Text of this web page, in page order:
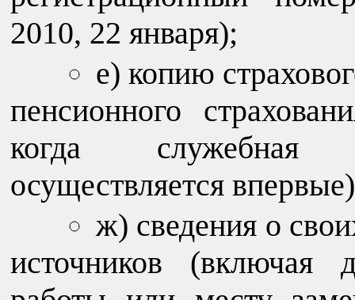
2010, 22 января);
е) копию
пенсионного
когда служебная
осуществляется
ж) сведения о
источников